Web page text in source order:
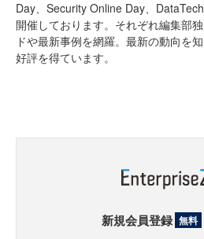
Day、Security Online Day、
開催しております。それぞれ編集部
ドや最新事例を網羅。最新の動向を
好評を得ています。
新規会員登録 無料